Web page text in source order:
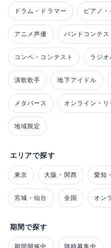
ドラム・ドラマー ピアノ
アニメ声優 バンドコンテス
コンペ・コンテスト ラジオ
演歌歌手 地下アイドル
メタバース オンライン・
地域限定
エリアで探す
東京 大阪・関西 愛知
宮城・仙台 全国 オン
期間で探す
期間開催中 随時募集中